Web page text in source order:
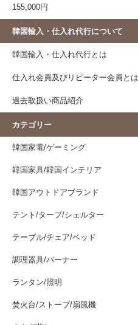
155,000円
韓国輸入・仕入れ代行について
韓国輸入・仕入れ代行とは
仕入れ会員及びリピーター会員とは
過去取扱い商品紹介
カテゴリー
韓国家電/ゲーミング
韓国家具/韓国インテリア
韓国アウトドアブランド
テント/タープ/シェルター
テーブル/チェア/ベッド
調理器具/バーナー
ランタン/照明
焚火台/ストーブ/扇風機